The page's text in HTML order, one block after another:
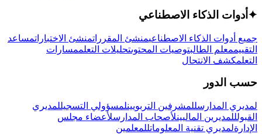
✦ أدوات الذكاء الاصطناعي
جميع أدوات الذكاء الاصطناعيمنشئ المقرراتمنشئ الاختباراتمساعد
التقييممعلم الطالبتوصيات المحتوىتحليلات التعلممسارات
التعلمكشف الانتحال
حسب الدور
لمديري المدارسللمشرفين التربويينلمسؤولي التسجيللمديري
القبولللمديرين الماليينلأصحاب المدارسلأعضاء مجلس
الإدارةلمديري تقنية المعلوماتللمعلمين